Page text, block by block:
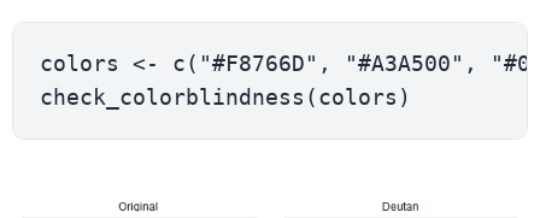
colors <- c( "#F8766D" , "#A3A500" ,
check_colorblindness (colors )